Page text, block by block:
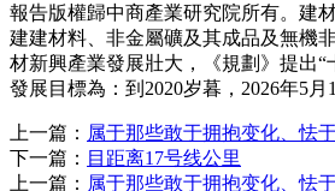
報告版權歸中商產業研究院所有。建
建建材料、非金屬礦及其成品及無機
材新興產業發展壯大，《規劃》提出“
發展目標為：到2020岁暮，2026年5月
上一篇： 属于那些敢于拥抱变化、怯
下一篇： 目距离17号线公里
上一篇： 属于那些敢于拥抱变化、怯